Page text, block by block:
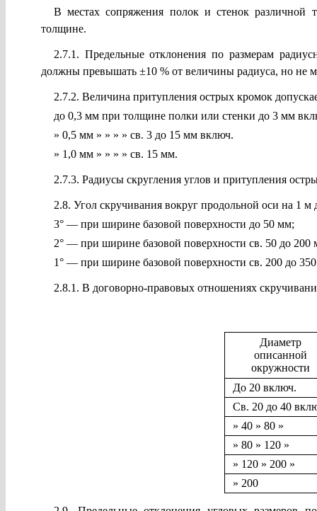
В местах сопряжения полок и стенок различной
толщине.
2.7.1. Предельные отклонения по размерам
должны превышать ±10 % от величины радиуса, но не
2.7.2. Величина притупления острых кромок
до 0,3 мм при толщине полки или стенки до 3 мм
» 0,5 мм » » » » св. 3 до 15 мм включ.
» 1,0 мм » » » » св. 15 мм.
2.7.3. Радиусы скругления углов и притупления
2.8. Угол скручивания вокруг продольной оси на 1
3° — при ширине базовой поверхности до 50 мм;
2° — при ширине базовой поверхности св. 50 до 200
1° — при ширине базовой поверхности св. 200 до
2.8.1. В договорно-правовых отношениях
Диаметр
описанной
окружности
До 20 включ.
Св. 20 до 40
» 40 » 80 »
» 80 » 120 »
» 120 » 200 »
» 200